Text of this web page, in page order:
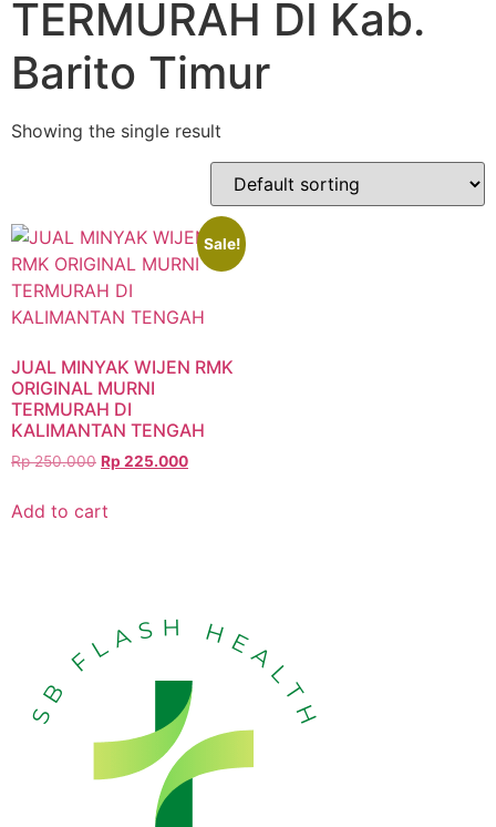
TERMURAH DI Kab.
Barito Timur
Showing the single result
Sale!
JUAL MINYAK WIJEN RMK
ORIGINAL MURNI
TERMURAH DI
KALIMANTAN TENGAH
Rp250.000 Rp 225.000
Add to cart